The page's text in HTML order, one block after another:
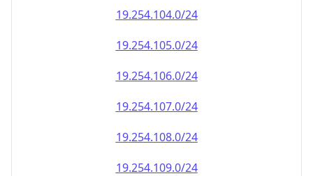
19.254.104.0/24
19.254.105.0/24
19.254.106.0/24
19.254.107.0/24
19.254.108.0/24
19.254.109.0/24